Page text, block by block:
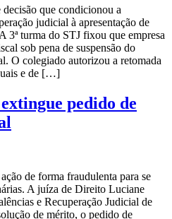
que condicionou a
judicial à apresentação de
3ª turma do STJ fixou que empresa
sob pena de suspensão do
O colegiado autorizou a retomada
e de […]
pedido de
de forma fraudulenta para se
A juíza de Direito Luciane
e Recuperação Judicial de
de mérito, o pedido de